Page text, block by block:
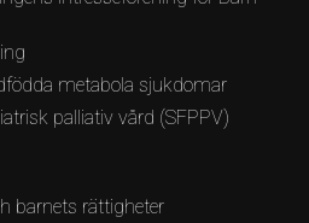
metabola sjukdomar
palliativ vård (SFPPV)
barnets rättigheter